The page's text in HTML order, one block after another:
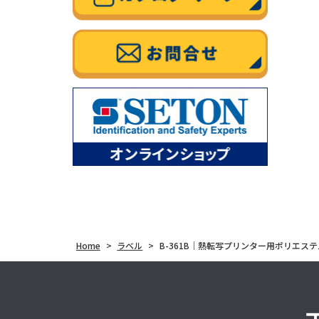
Home > ラベル > B-361B｜熱転写プリンター用ポリエス